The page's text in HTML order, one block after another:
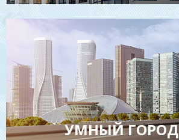
Удаленный сбор показаний с приборов учета
Мониторинг датчиков на объектах и
инженерных сетях
УМНЫЙ ГОРОД